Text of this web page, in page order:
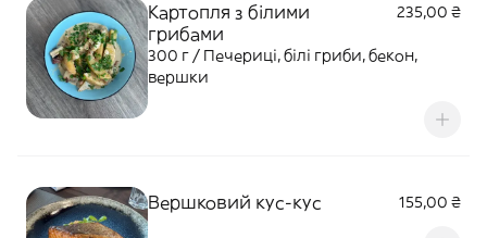
Картопля з білими
грибами
235,00 ₴
300 г / Печериці, білі гриби, бекон,
вершки
Вершковий кус-кус 155,00 ₴